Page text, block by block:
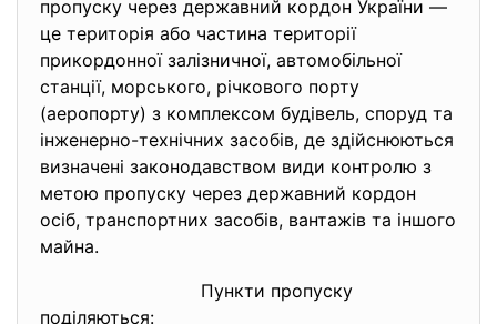
пропуску через державний кордон України —
це територія або частина території
прикордонної залізничної, автомобільної
станції, морського, річкового порту
(аеропорту) з комплексом будівель, споруд та
інженерно-технічних засобів, де здійснюються
визначені законодавством види контролю з
метою пропуску через державний кордон
осіб, транспортних засобів, вантажів та іншого
майна.
Пункти пропуску
поділяються: